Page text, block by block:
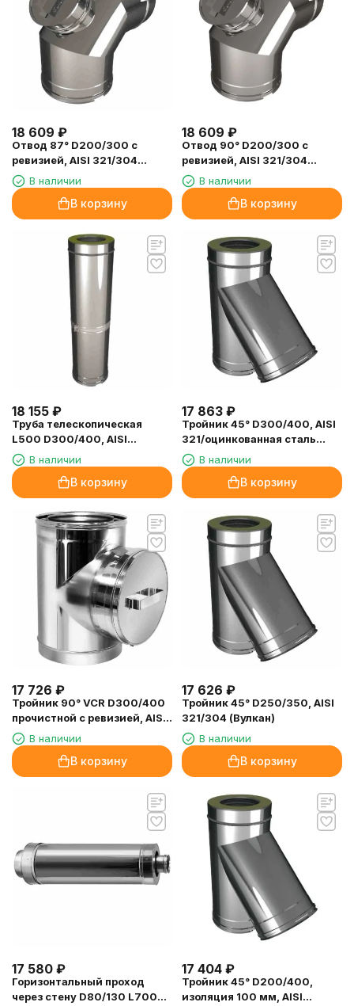
18 609 ₽
Отвод 87° D200/300 с
ревизией, AISI 321/304
(Вулкан)
В наличии
В корзину
18 609 ₽
Отвод 90° D200/300 с
ревизией, AISI 321/304
(Вулкан)
В наличии
В корзину
18 155 ₽
Труба телескопическая
L500 D300/400, AISI
321/304 (Вулкан)
В наличии
В корзину
17 863 ₽
Тройник 45° D300/400, AISI
321/оцинкованная сталь
(Вулкан)
В наличии
В корзину
17 726 ₽
Тройник 90° VCR D300/400
прочистной с ревизией, AISI
321/304 (Вулкан)
В наличии
В корзину
17 626 ₽
Тройник 45° D250/350, AISI
321/304 (Вулкан)
В наличии
В корзину
17 580 ₽
Горизонтальный проход
через стену D80/130 L700
17 404 ₽
Тройник 45° D200/400,
изоляция 100 мм, AISI